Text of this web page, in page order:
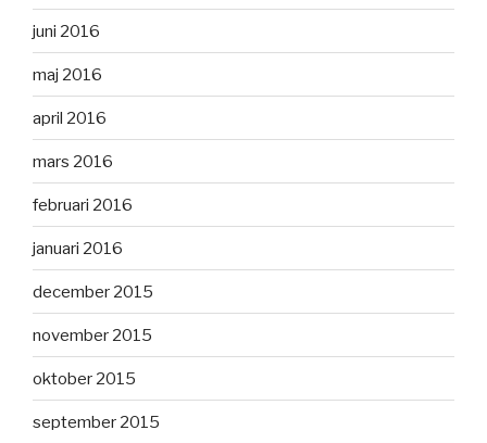
juni 2016
maj 2016
april 2016
mars 2016
februari 2016
januari 2016
december 2015
november 2015
oktober 2015
september 2015